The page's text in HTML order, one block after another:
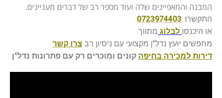
המבנה והמאפיינים שלה ועוד מספר רב של דברים מעניינים.
התקשרו: 0723974403
או היכנסו לבלוג מתווך.
מחפשים יועץ נדל"ן מקצועי עם ניסיון רב צרו קשר
דירות למכירה בחיפה קונים ומוכרים רק עם פתרונות נדל"ן